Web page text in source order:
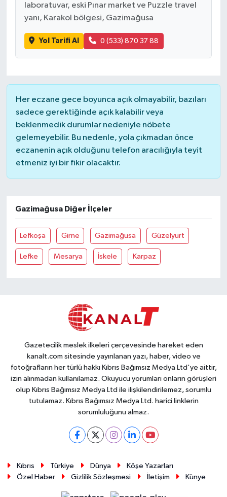
laboratuvar, eski Pınar market ve Puzzle travel
yanı, Karakol bölgesi, Gazimağusa
Yol Tarifi Al 0 (533) 870 37 88
Her eczane gece boyunca açık olmayabilir, bazıları
sadece gerektiğinde açık kalabilir veya
beklenmedik durumlar nedeniyle nöbete
gelemeyebilir. Bu nedenle, yola çıkmadan önce
eczanenin açık olduğunu telefon aracılığıyla teyit
etmeniz iyi bir fikir olacaktır.
Gazimağusa Diğer İlçeler
Lefkoşa Girne Gazimağusa Güzelyurt
Lefke Mesarya İskele Karpaz
Gazetecilik meslek ilkeleri çerçevesinde hareket eden
kanalt.com sitesinde yayınlanan yazı, haber, video ve
fotoğrafların her türlü hakkı Kıbrıs Bağımsız Medya Ltd'ye aittir,
izin alınmadan kullanılamaz. Okuyucu yorumları onların görüşleri
olup Kıbrıs Bağımsız Medya Ltd ile ilişkilendirilemez, sorumlu
tutulamaz. Kıbrıs Bağımsız Medya Ltd. harici linklerin
sorumluluğunu almaz.
Kıbrıs Türkiye Dünya
Köşe Yazarları
Özel Haber
Gizlilik Sözleşmesi İletişim Künye